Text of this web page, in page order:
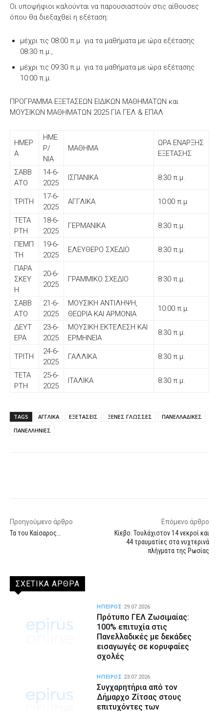
Οι υποψήφιοι καλούνται να παρουσιαστούν στις αίθουσες
όπου θα διεξαχθεί η εξέταση:
μέχρι τις 08:00 π.μ. για τα μαθήματα με ώρα εξέτασης
08:30 π.μ.,
μέχρι τις 09:30 π.μ. για τα μαθήματα με ώρα εξέτασης
10:00 π.μ.
ΠΡΟΓΡΑΜΜΑ ΕΞΕΤΑΣΕΩΝ ΕΙΔΙΚΩΝ ΜΑΘΗΜΑΤΩΝ και
ΜΟΥΣΙΚΩΝ ΜΑΘΗΜΑΤΩΝ 2025 ΓΙΑ ΓΕΛ & ΕΠΑΛ
ΗΜΕΡ
Α
ΗΜΕ
Ρ/
ΝΙΑ
ΜΑΘΗΜΑ
ΩΡΑ ΕΝΑΡΞΗΣ
ΕΞΕΤΑΣΗΣ
ΣΑΒΒ
ΑΤΟ
14-6-
2025
ΙΣΠΑΝΙΚΑ 8:30 π.μ.
ΤΡΙΤΗ
17-6-
2025
ΑΓΓΛΙΚΑ 10:00 π.μ
ΤΕΤΑ
ΡΤΗ
18-6-
2025
ΓΕΡΜΑΝΙΚΑ 8:30 π.μ.
ΠΕΜΠ
ΤΗ
19-6-
2025
ΕΛΕΥΘΕΡΟ ΣΧΕΔΙΟ 8:30 π.μ.
ΠΑΡΑ
ΣΚΕΥ
Η
20-6-
2025
ΓΡΑΜΜΙΚΟ ΣΧΕΔΙΟ 8:30 π.μ.
ΣΑΒΒ
ΑΤΟ
21-6-
2025
ΜΟΥΣΙΚΗ ΑΝΤΙΛΗΨΗ,
ΘΕΩΡΙΑ ΚΑΙ ΑΡΜΟΝΙΑ
10:00 π.μ.
ΔΕΥΤ
ΕΡΑ
23-6-
2025
ΜΟΥΣΙΚΗ ΕΚΤΕΛΕΣΗ ΚΑΙ
ΕΡΜΗΝΕΙΑ
8:30 π.μ.
ΤΡΙΤΗ
24-6-
2025
ΓΑΛΛΙΚΑ 8:30 π.μ.
ΤΕΤΑ
ΡΤΗ
25-6-
2025
ΙΤΑΛΙΚΑ 8:30 π.μ.
TAGS ΑΓΓΛΙΚΑ ΕΞΕΤΑΣΕΙΣ ΞΕΝΕΣ ΓΛΩΣΣΕΣ
ΠΑΝΕΛΛΑΔΙΚΕΣ
ΠΑΝΕΛΛΗΝΙΕΣ
Προηγούμενο άρθρο
Τα του Καίσαρος…
Επόμενο άρθρο
Κίεβο: Τουλάχιστον 14 νεκροί και
44 τραυματίες στα νυχτερινά
πλήγματα της Ρωσίας
ΣΧΕΤΙΚΑ ΑΡΘΡΑ
Πρότυπο ΓΕΛ Ζωσιμαίας:
100% επιτυχία στις
Πανελλαδικές με δεκάδες
εισαγωγές σε κορυφαίες
σχολές
ΗΠΕΙΡΟΣ 29.07.2026
Συγχαρητήρια από τον
Δήμαρχο Ζίτσας στους
επιτυχόντες των
ΗΠΕΙΡΟΣ 23.07.2026